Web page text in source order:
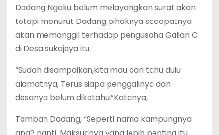
Dadang Ngaku belum melayangkan surat akan
tetapi menurut Dadang pihaknya secepatnya
akan memanggil terhadap pengusaha Galian C
di Desa sukajaya itu.
“Sudah disampaikan,kita mau cari tahu dulu
alamatnya, Terus siapa penggalinya dan
desanya belum diketahui”Katanya,
Tambah Dadang, “Seperti nama kampungnya
apa? nanti. Maksudnya yang lebih penting itu